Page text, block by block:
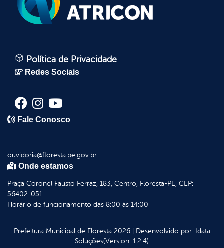
Política de Privacidade
Redes Sociais
Fale Conosco
ouvidoria@floresta.pe.gov.br
Onde estamos
Praça Coronel Fausto Ferraz, 183, Centro, Floresta-PE, CEP:
56402-051
Horário de funcionamento das 8:00 às 14:00
Prefeitura Municipal de Floresta2026| Desenvolvido por: Idata
Soluções(Version: 1.2.4)